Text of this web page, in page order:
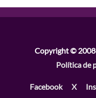
Copyright ©
Política de
Facebook X